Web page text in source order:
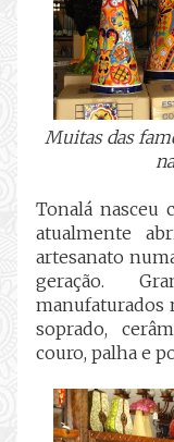
Muitas das
Tonalá nasceu
atualmente
artesanato
geração.
manufaturados
soprado,
couro, palha e